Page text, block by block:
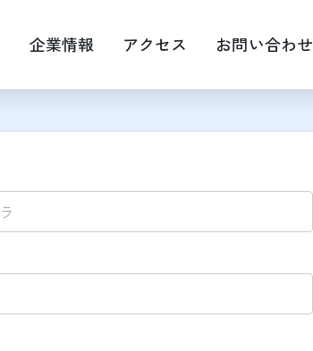
企業情報 アクセス お問い合わせ